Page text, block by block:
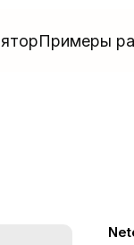
Примеры